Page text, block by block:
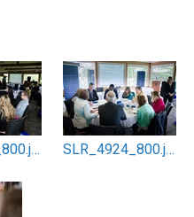
SLR_4920_800.jpg SLR_4924_800.jpg